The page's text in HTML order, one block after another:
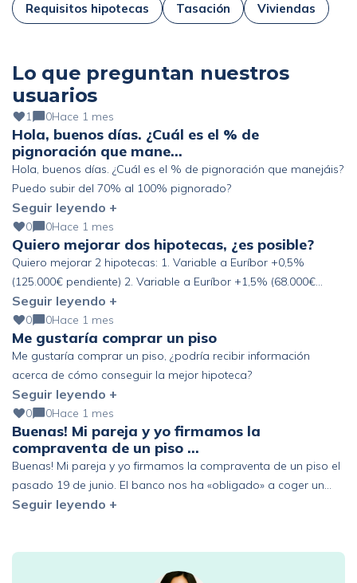
Requisitos hipotecas Tasación Viviendas
Lo que preguntan nuestros
usuarios
1 0Hace 1 mes
Hola, buenos días. ¿Cuál es el % de
pignoración que mane…
Hola, buenos días. ¿Cuál es el % de pignoración que manejáis?
Puedo subir del 70% al 100% pignorado?
Seguir leyendo +
0 0Hace 1 mes
Quiero mejorar dos hipotecas, ¿es posible?
Quiero mejorar 2 hipotecas: 1. Variable a Euríbor +0,5%
(125.000€ pendiente) 2. Variable a Euríbor +1,5% (68.000€
pendiente) Altos ingresos y ahorro, pero fuera de España. ¿Se
podría mejorar?
Seguir leyendo +
0 0Hace 1 mes
Me gustaría comprar un piso
Me gustaría comprar un piso, ¿podría recibir información
acerca de cómo conseguir la mejor hipoteca?
Seguir leyendo +
0 0Hace 1 mes
Buenas! Mi pareja y yo firmamos la
compraventa de un piso …
Buenas! Mi pareja y yo firmamos la compraventa de un piso el
pasado 19 de junio. El banco nos ha «obligado» a coger un
seguro de vida de prima única de 6 años y estamos pensando
Seguir leyendo +